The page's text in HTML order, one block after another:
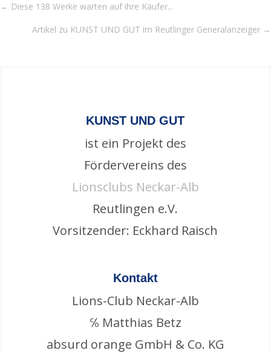
← Diese 138 Werke warten auf ihre Käufer...
Artikel zu KUNST UND GUT im Reutlinger Generalanzeiger →
KUNST UND GUT
ist ein Projekt des
Fördervereins des
Lionsclubs Neckar-Alb
Reutlingen e.V.
Vorsitzender: Eckhard Raisch
Kontakt
Lions-Club Neckar-Alb
℅ Matthias Betz
absurd orange GmbH & Co. KG